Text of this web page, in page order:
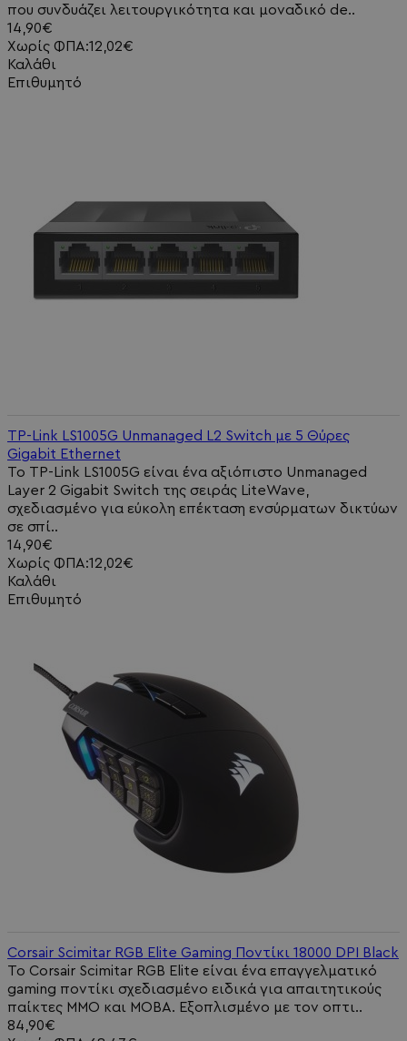
που συνδυάζει λειτουργικότητα και μοναδικό de..
14,90€
Χωρίς ΦΠΑ:12,02€
Καλάθι
Επιθυμητό
TP-Link LS1005G Unmanaged L2 Switch με 5 Θύρες
Gigabit Ethernet
Το TP-Link LS1005G είναι ένα αξιόπιστο Unmanaged
Layer 2 Gigabit Switch της σειράς LiteWave,
σχεδιασμένο για εύκολη επέκταση ενσύρματων δικτύων
σε σπί..
14,90€
Χωρίς ΦΠΑ:12,02€
Καλάθι
Επιθυμητό
Corsair Scimitar RGB Elite Gaming Ποντίκι 18000 DPI Black
Το Corsair Scimitar RGB Elite είναι ένα επαγγελματικό
gaming ποντίκι σχεδιασμένο ειδικά για απαιτητικούς
παίκτες MMO και MOBA. Εξοπλισμένο με τον οπτι..
84,90€